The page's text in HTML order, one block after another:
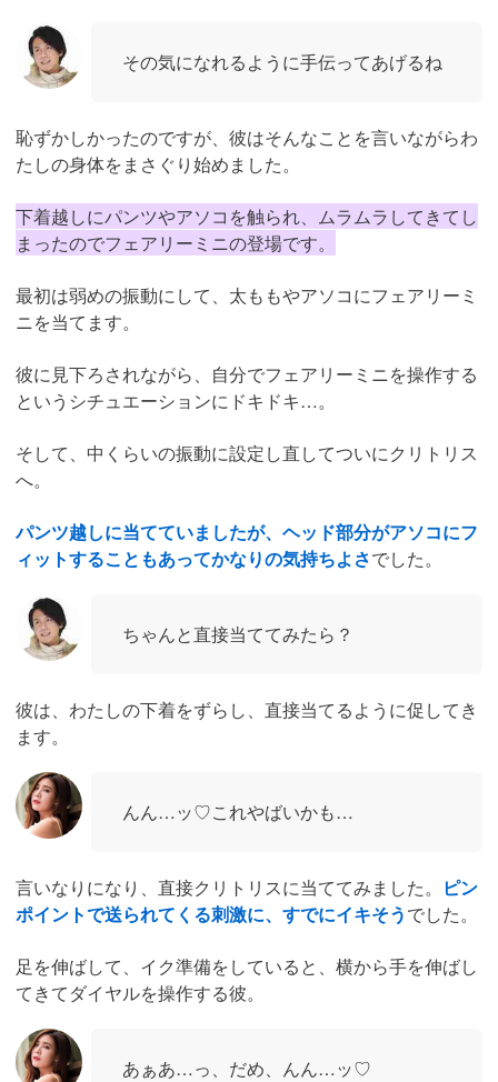
その気になれるように手伝ってあげるね
恥ずかしかったのですが、彼はそんなことを言いながらわ
たしの身体をまさぐり始めました。
下着越しにパンツやアソコを触られ、ムラムラしてきてし
まったのでフェアリーミニの登場です。
最初は弱めの振動にして、太ももやアソコにフェアリーミ
ニを当てます。
彼に見下ろされながら、自分でフェアリーミニを操作する
というシチュエーションにドキドキ…。
そして、中くらいの振動に設定し直してついにクリトリス
へ。
パンツ越しに当てていましたが、ヘッド部分がアソコにフ
ィットすることもあってかなりの気持ちよさでした。
ちゃんと直接当ててみたら？
彼は、わたしの下着をずらし、直接当てるように促してき
ます。
んん…ッ♡これやばいかも…
言いなりになり、直接クリトリスに当ててみました。
ピン
ポイントで送られてくる刺激に、すでにイキそうでした。
足を伸ばして、イク準備をしていると、横から手を伸ばし
てきてダイヤルを操作する彼。
あぁあ…っ、だめ、んん…ッ♡